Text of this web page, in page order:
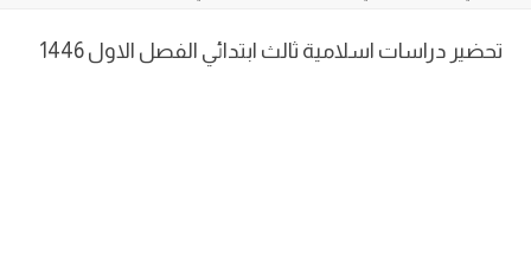
تحضير دراسات اسلامية ثالث ابتدائي الفصل الاول 1446